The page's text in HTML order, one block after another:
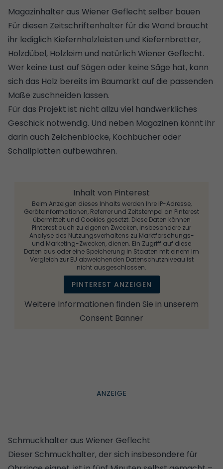
Magazinhalter aus Wiener Geflecht selber bauen
Für diesen Zeitschriftenhalter für die Wand braucht
ihr lediglich Kiefernholzleisten und Kiefernbretter,
Holzdübel, Holzleim und natürlich Wiener Geflecht.
Wer keine Lust auf Sägen oder keine Säge hat, kann
sich das Holz bereits im Baumarkt auf die passenden
Maße zuschneiden lassen.
Für das Projekt ist nicht allzu viel handwerkliches
Geschick notwendig. Und neben Magazinen könnt ihr
darin auch Zeichenblöcke, Kochbücher oder
Schallplatten aufbewahren.
Inhalt von Pinterest
Beim Anzeigen dieses Inhalts werden Ihre IP-Adresse,
Geräteinformationen, Referrer und Zeitstempel an Pinterest
übermittelt und Cookies gesetzt. Diese Daten können
Pinterest auch zu eigenen Zwecken, insbesondere zur
Analyse des Nutzungsverhaltens zu Marktforschungs-
und Marketing-Zwecken, dienen. Ein Zugriff auf diese
Daten aus oder eine Speicherung in Staaten mit einem im
Vergleich zur EU abweichenden Datenschutzniveau ist
nicht ausgeschlossen.
PINTEREST ANZEIGEN
Weitere Informationen finden Sie in unserem
Consent Banner
Schmuckhalter aus Wiener Geflecht
Dieser Schmuckhalter, der sich insbesondere für